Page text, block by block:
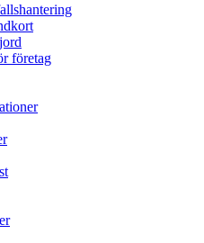
företag